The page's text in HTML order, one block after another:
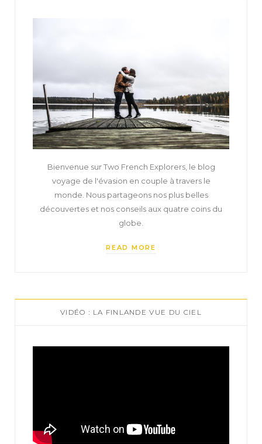
Bienvenue sur Two French Explorers, le blog
voyage de l'évasion en couple à travers le
monde. Nous partageons nos plus belles
découvertes et nos conseils aux quatre coins du
globe.
READ MORE
VIDÉO : LA FINLANDE VUE DU CIEL